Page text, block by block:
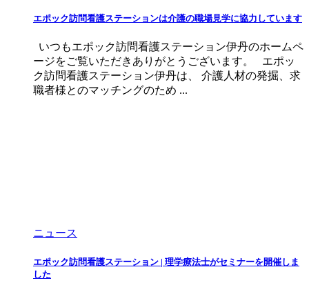
エポック訪問看護ステーションは介護の職場見学に協力しています
いつもエポック訪問看護ステーション伊丹のホームペ
ージをご覧いただきありがとうございます。 エポッ
ク訪問看護ステーション伊丹は、 介護人材の発掘、求
職者様とのマッチングのため ...
ニュース
エポック訪問看護ステーション | 理学療法士がセミナーを開催しま
した